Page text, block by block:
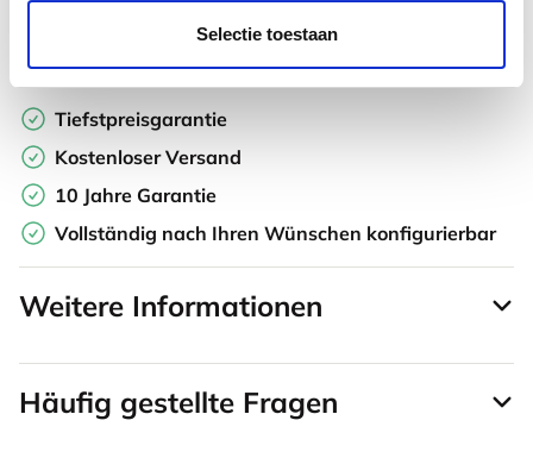
Selectie toestaan
Zur Vergleichsliste hinzufügen
Tiefstpreisgarantie
Kostenloser Versand
10 Jahre Garantie
Vollständig nach Ihren Wünschen konfigurierbar
Weitere Informationen
Häufig gestellte Fragen